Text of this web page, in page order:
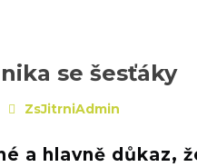
se šesťáky
ZsJitrniAdmin
a hlavně důkaz,